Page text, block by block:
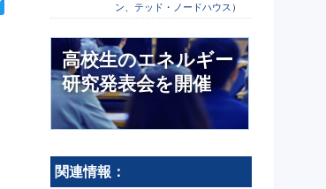
ン、テッド・ノードハウス ）
高校生のエネルギー
研究発表会を開催
関連情報：